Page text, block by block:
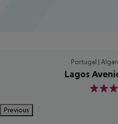
Portugal |
Lagos
4
Previous